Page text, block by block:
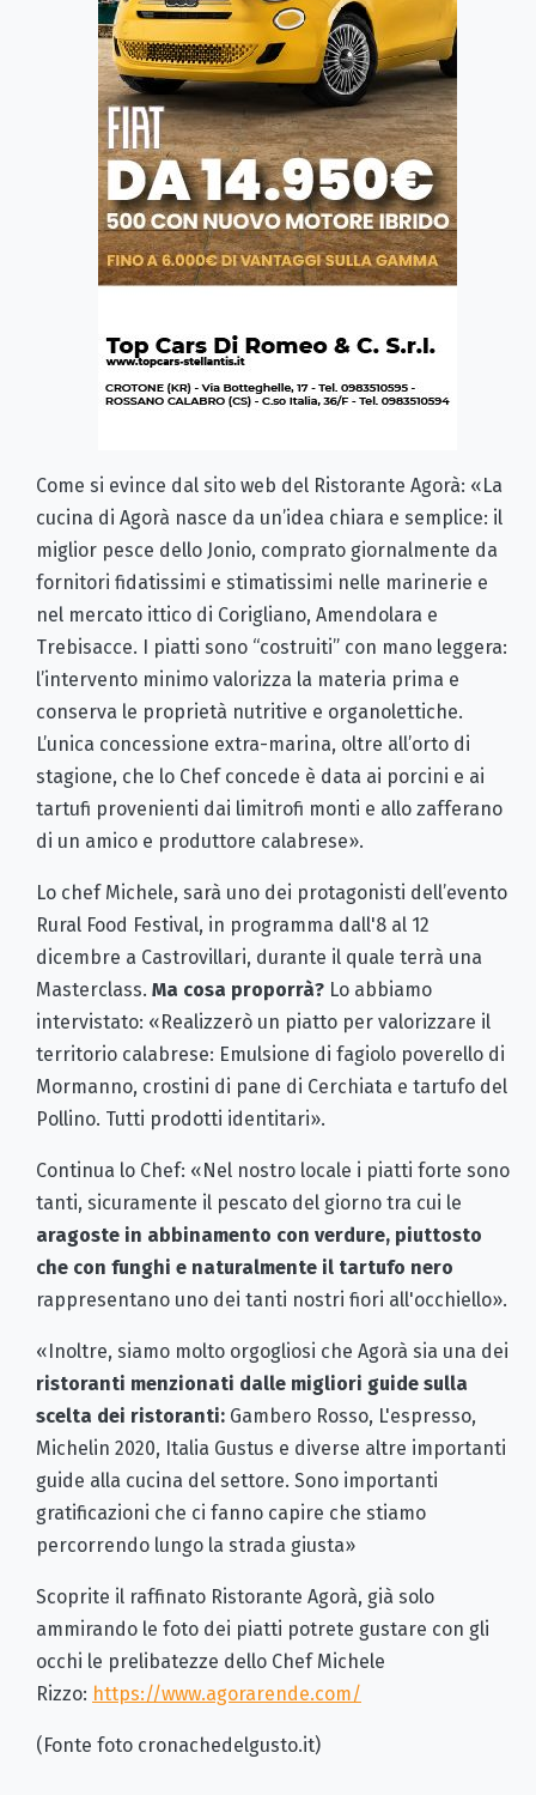
Come si evince dal sito web del Ristorante Agorà: «La
cucina di Agorà nasce da un’idea chiara e semplice: il
miglior pesce dello Jonio, comprato giornalmente da
fornitori fidatissimi e stimatissimi nelle marinerie e
nel mercato ittico di Corigliano, Amendolara e
Trebisacce. I piatti sono “costruiti” con mano leggera:
l’intervento minimo valorizza la materia prima e
conserva le proprietà nutritive e organolettiche.
L’unica concessione extra-marina, oltre all’orto di
stagione, che lo Chef concede è data ai porcini e ai
tartufi provenienti dai limitrofi monti e allo zafferano
di un amico e produttore calabrese».
Lo chef Michele, sarà uno dei protagonisti dell’evento
Rural Food Festival, in programma dall'8 al 12
dicembre a Castrovillari, durante il quale terrà una
Masterclass. Ma cosa proporrà? Lo abbiamo
intervistato: «Realizzerò un piatto per valorizzare il
territorio calabrese: Emulsione di fagiolo poverello di
Mormanno, crostini di pane di Cerchiata e tartufo del
Pollino. Tutti prodotti identitari».
Continua lo Chef: «Nel nostro locale i piatti forte sono
tanti, sicuramente il pescato del giorno tra cui le
aragoste in abbinamento con verdure, piuttosto
che con funghi e naturalmente il tartufo nero
rappresentano uno dei tanti nostri fiori all'occhiello».
«Inoltre, siamo molto orgogliosi che Agorà sia una dei
ristoranti menzionati dalle migliori guide sulla
scelta dei ristoranti: Gambero Rosso, L'espresso,
Michelin 2020, Italia Gustus e diverse altre importanti
guide alla cucina del settore. Sono importanti
gratificazioni che ci fanno capire che stiamo
percorrendo lungo la strada giusta»
Scoprite il raffinato Ristorante Agorà, già solo
ammirando le foto dei piatti potrete gustare con gli
occhi le prelibatezze dello Chef Michele
Rizzo: https://www.agorarende.com/
(Fonte foto cronachedelgusto.it)